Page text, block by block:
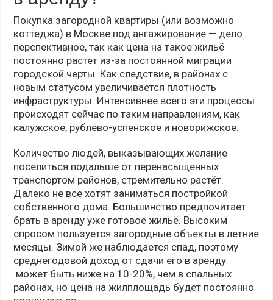
Покупка загородной квартиры (или возможно
коттеджа) в Москве под ангажирование — дело
перспективное, так как цена на такое жильё
постоянно растёт из-за постоянной миграции
городской черты. Как следствие, в районах с
новым статусом увеличивается плотность
инфраструктуры. Интенсивнее всего эти процессы
происходят сейчас по таким направлениям, как
калужское, рублёво-успенское и новорижское.
Количество людей, выказывающих желание
поселиться подальше от перенасыщенных
транспортом районов, стремительно растёт.
Далеко не все хотят заниматься постройкой
собственного дома. Большинство предпочитает
брать в аренду уже готовое жильё. Высоким
спросом пользуется загородные объекты в летние
месяцы. Зимой же наблюдается спад, поэтому
среднегодовой доход от сдачи его в аренду
может быть ниже на 10-20%, чем в спальных
районах, но цена на жилплощадь будет постоянно